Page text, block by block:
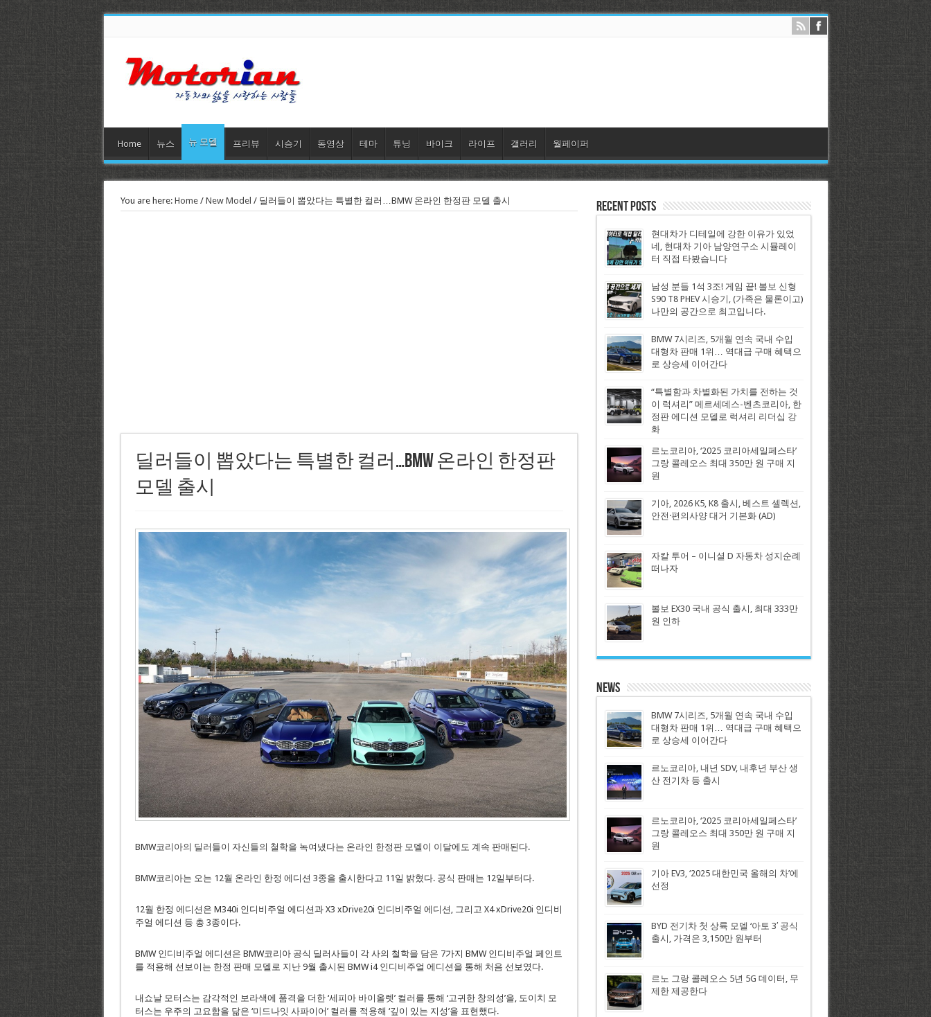
Home 뉴스 뉴 모델 프리뷰 시승기 동영상 테마 튜닝 바이크 라이프 갤러리 월페이퍼
You are here: Home/ New Model / 딜러들이 뽑았다는 특별한 컬러…BMW 온라인 한정판 모델 출시
딜러들이 뽑았다는 특별한 컬러…BMW 온라인 한정판
모델 출시
BMW코리아의 딜러들이 자신들의 철학을 녹여냈다는 온라인 한정판 모델이 이달에도 계속 판매된다.
BMW코리아는 오는 12월 온라인 한정 에디션 3종을 출시한다고 11일 밝혔다. 공식 판매는 12일부터다.
12월 한정 에디션은 M340i 인디비주얼 에디션과 X3 xDrive20i 인디비주얼 에디션, 그리고 X4 xDrive20i 인디비
주얼 에디션 등 총 3종이다.
BMW 인디비주얼 에디션은 BMW코리아 공식 딜러사들이 각 사의 철학을 담은 7가지 BMW 인디비주얼 페인트
를 적용해 선보이는 한정 판매 모델로 지난 9월 출시된 BMW i4 인디비주얼 에디션을 통해 처음 선보였다.
내쇼날 모터스는 감각적인 보라색에 품격을 더한 ‘세피아 바이올렛’ 컬러를 통해 ‘고귀한 창의성’을, 도이치 모
터스는 우주의 고요함을 닮은 ‘미드나잇 사파이어’ 컬러를 적용해 ‘깊이 있는 지성’을 표현했다.
Recent Posts
현대차가 디테일에 강한 이유가 있었
네, 현대차 기아 남양연구소 시뮬레이
터 직접 타봤습니다
남성 분들 1석 3조! 게임 끝! 볼보 신형
S90 T8 PHEV 시승기, (가족은 물론이고)
나만의 공간으로 최고입니다.
BMW 7시리즈, 5개월 연속 국내 수입
대형차 판매 1위… 역대급 구매 혜택으
로 상승세 이어간다
“특별함과 차별화된 가치를 전하는 것
이 럭셔리” 메르세데스-벤츠코리아, 한
정판 에디션 모델로 럭셔리 리더십 강
화
르노코리아, ‘2025 코리아세일페스타’
그랑 콜레오스 최대 350만 원 구매 지
원
기아, 2026 K5, K8 출시, 베스트 셀렉션,
안전·편의사양 대거 기본화 (AD)
자칼 투어 – 이니셜 D 자동차 성지순례
떠나자
볼보 EX30 국내 공식 출시, 최대 333만
원 인하
News
BMW 7시리즈, 5개월 연속 국내 수입
대형차 판매 1위… 역대급 구매 혜택으
로 상승세 이어간다
르노코리아, 내년 SDV, 내후년 부산 생
산 전기차 등 출시
르노코리아, ‘2025 코리아세일페스타’
그랑 콜레오스 최대 350만 원 구매 지
원
기아 EV3, ‘2025 대한민국 올해의 차’에
선정
BYD 전기차 첫 상륙 모델 ‘아토 3′ 공식
출시, 가격은 3,150만 원부터
르노 그랑 콜레오스 5년 5G 데이터, 무
제한 제공한다